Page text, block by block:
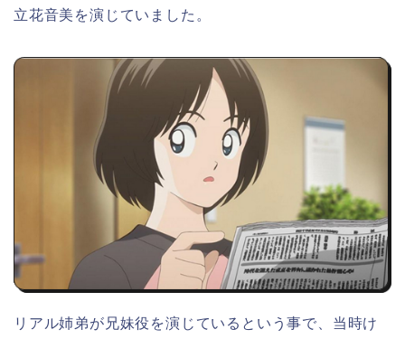
立花音美を演じていました。
リアル姉弟が兄妹役を演じているという事で、当時け